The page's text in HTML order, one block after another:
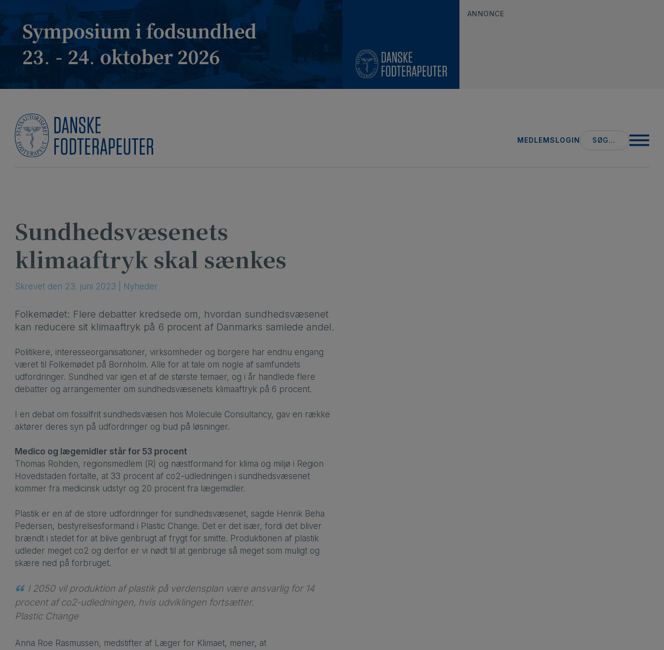
indholdet
ANNONCE
MEDLEMSLOGIN Search
for:
Sundhedsvæsenets
klimaaftryk skal sænkes
Skrevet den 23. juni 2023 Nyheder
Folkemødet: Flere debatter kredsede om, hvordan sundhedsvæsenet
kan reducere sit klimaaftryk på 6 procent af Danmarks samlede andel.
Politikere, interesseorganisationer, virksomheder og borgere har endnu engang
været til Folkemødet på Bornholm. Alle for at tale om nogle af samfundets
udfordringer. Sundhed var igen et af de største temaer, og i år handlede flere
debatter og arrangementer om sundhedsvæsenets klimaaftryk på 6 procent.
I en debat om fossilfrit sundhedsvæsen hos Molecule Consultancy, gav en række
aktører deres syn på udfordringer og bud på løsninger.
Medico og lægemidler står for 53 procent
Thomas Rohden, regionsmedlem (R) og næstformand for klima og miljø i Region
Hovedstaden fortalte, at 33 procent af co2-udledningen i sundhedsvæsenet
kommer fra medicinsk udstyr og 20 procent fra lægemidler.
Plastik er en af de store udfordringer for sundhedsvæsenet, sagde Henrik Beha
Pedersen, bestyrelsesformand i Plastic Change. Det er det især, fordi det bliver
brændt i stedet for at blive genbrugt af frygt for smitte. Produktionen af plastik
udleder meget co2 og derfor er vi nødt til at genbruge så meget som muligt og
skære ned på forbruget.
I 2050 vil produktion af plastik på verdensplan være ansvarlig for 14
procent af co2-udledningen, hvis udviklingen fortsætter.
Plastic Change
Anna Roe Rasmussen, medstifter af Læger for Klimaet, mener, at